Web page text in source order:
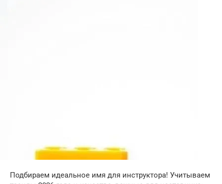
Подбираем идеальное имя для инструктора! Учитываем